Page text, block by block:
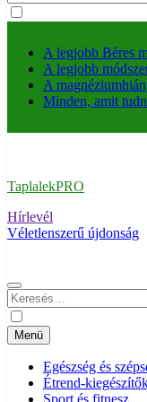
A legjobb Béres
A legjobb
A
Minden, amit
TaplalekPRO
Hírlevél
Véletlenszerű újdonság
Keresés:
Menü
Egészség és
Étrend-
Sport és fitnesz